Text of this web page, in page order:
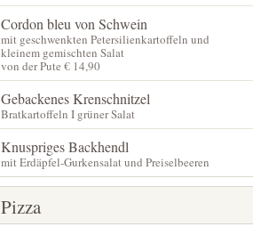
Cordon bleu von Schwein
mit geschwenkten Petersilienkartoffeln und
kleinem gemischten Salat
von der Pute € 14,90
Gebackenes Krenschnitzel
Bratkartoffeln I grüner Salat
Knuspriges Backhendl
mit Erdäpfel-Gurkensalat und Preiselbeeren
Pizza